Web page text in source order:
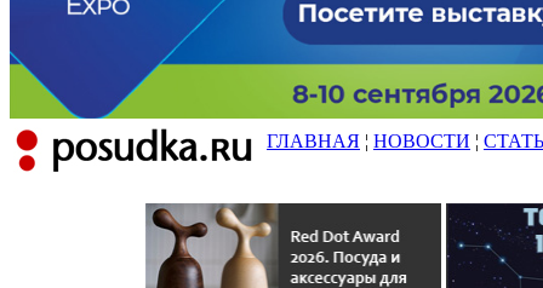
ГЛАВНАЯ ¦ НОВОСТИ ¦